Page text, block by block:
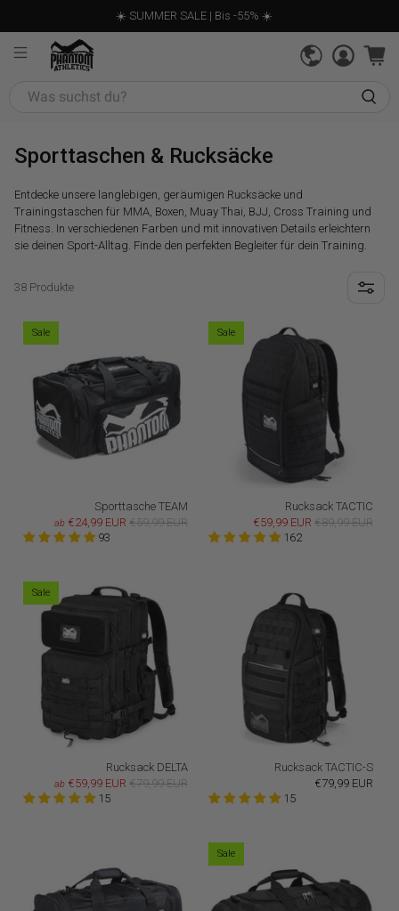
☀️ SUMMER SALE | Bis -55% ☀️
Was
Sporttaschen & Rucksäcke
Entdecke unsere langlebigen, geräumigen Rucksäcke und
Trainingstaschen für MMA, Boxen, Muay Thai, BJJ, Cross Training und
Fitness. In verschiedenen Farben und mit innovativen Details erleichtern
sie deinen Sport-Alltag. Finde den perfekten Begleiter für dein Training.
38 Produkte
Sale
Sporttasche TEAM
ab €24,99 EUR €59,99 EUR
93
Sale
Rucksack TACTIC
€59,99 EUR €89,99 EUR
162
Sale
Rucksack DELTA
ab €59,99 EUR €79,99 EUR
15
Rucksack TACTIC-S
€79,99 EUR
15
Sale